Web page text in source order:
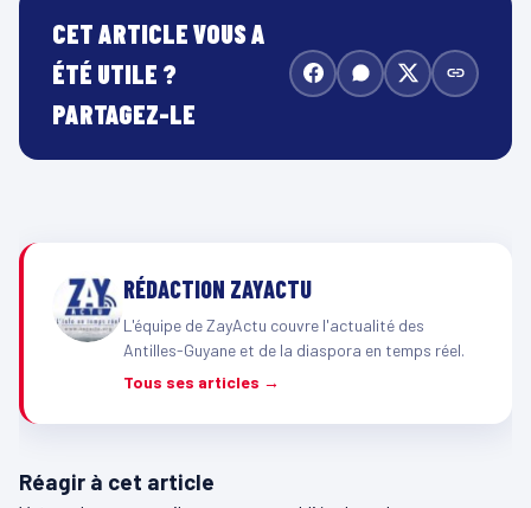
CET ARTICLE VOUS A
ÉTÉ UTILE ?
PARTAGEZ-LE
RÉDACTION ZAYACTU
L'équipe de ZayActu couvre l'actualité des
Antilles-Guyane et de la diaspora en temps réel.
Tous ses articles →
Réagir à cet article